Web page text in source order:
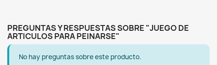
PREGUNTAS Y RESPUESTAS SOBRE "JUEGO DE
ARTICULOS PARA PEINARSE"
No hay preguntas sobre este producto.